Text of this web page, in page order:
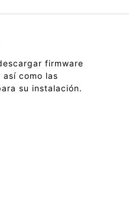
firmware
como las
su instalación.